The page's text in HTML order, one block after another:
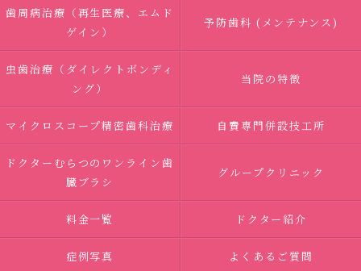
歯周病治療（再生医療、エムド
ゲイン）
予防歯科 (メンテナンス)
虫歯治療（ダイレクトボンディ
ング）
当院の特徴
マイクロスコープ精密歯科治療 自費専門併設技工所
ドクターむらつのワンライン歯
臓ブラシ
グループクリニック
料金一覧 ドクター紹介
症例写真 よくあるご質問